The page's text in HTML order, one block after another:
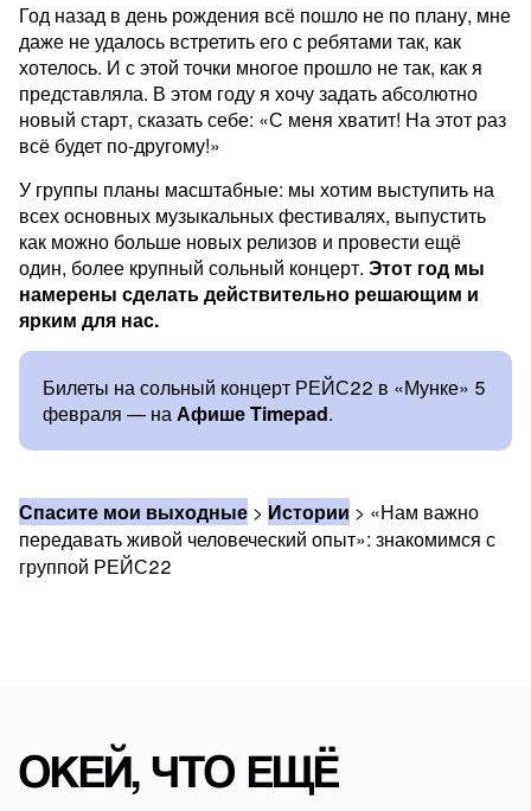
Год назад в день рождения всё пошло не по плану, мне
даже не удалось встретить его с ребятами так, как
хотелось. И с этой точки многое прошло не так, как я
представляла. В этом году я хочу задать абсолютно
новый старт, сказать себе: «С меня хватит! На этот раз
всё будет по-другому!»
У группы планы масштабные: мы хотим выступить на
всех основных музыкальных фестивалях, выпустить
как можно больше новых релизов и провести ещё
один, более крупный сольный концерт. Этот год мы
намерены сделать действительно решающим и
ярким для нас.
Билеты на сольный концерт РЕЙС22 в «Мунке» 5
февраля — наАфише Timepad.
Спасите мои выходные > Истории > «Нам важно
передавать живой человеческий опыт»: знакомимся с
группой РЕЙС22
ОКЕЙ, ЧТО ЕЩЁ